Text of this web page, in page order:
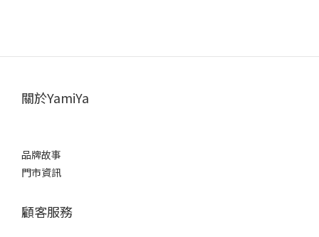
關於YamiYa
品牌故事
門市資訊
顧客服務